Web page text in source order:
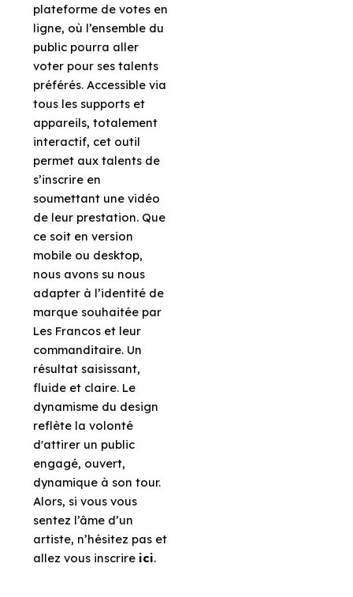
plateforme de votes en
ligne, où l’ensemble du
public pourra aller
voter pour ses talents
préférés. Accessible via
tous les supports et
appareils, totalement
interactif, cet outil
permet aux talents de
s’inscrire en
soumettant une vidéo
de leur prestation. Que
ce soit en version
mobile ou desktop,
nous avons su nous
adapter à l’identité de
marque souhaitée par
Les Francos et leur
commanditaire. Un
résultat saisissant,
fluide et claire. Le
dynamisme du design
reflète la volonté
d'attirer un public
engagé, ouvert,
dynamique à son tour.
Alors, si vous vous
sentez l’âme d’un
artiste, n’hésitez pas et
allez vous inscrire ici.